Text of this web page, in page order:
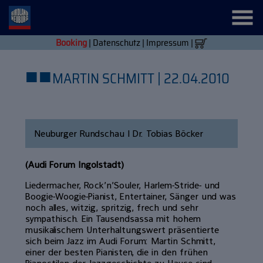
Booking| Datenschutz| Impressum |
■■MARTIN SCHMITT | 22.04.2010
Neuburger Rundschau | Dr. Tobias Böcker
(Audi Forum Ingolstadt)
Liedermacher, Rock’n’Souler, Harlem-Stride- und
Boogie-Woogie-Pianist, Entertainer, Sänger und was
noch alles, witzig, spritzig, frech und sehr
sympathisch. Ein Tausendsassa mit hohem
musikalischem Unterhaltungswert präsentierte
sich beim Jazz im Audi Forum: Martin Schmitt,
einer der besten Pianisten, die in den frühen